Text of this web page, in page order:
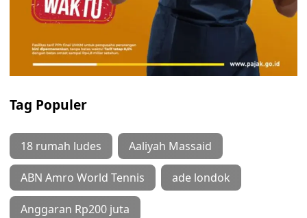
Tag Populer
18 rumah ludes Aaliyah Massaid
ABN Amro World Tennis ade londok
Anggaran Rp200 juta